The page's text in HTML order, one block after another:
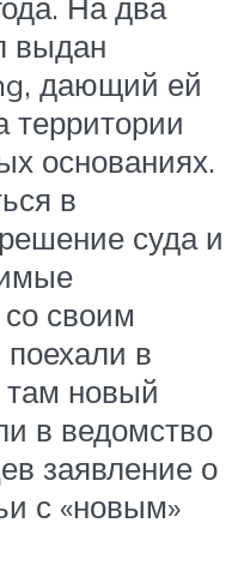
выдан
дающий ей
территории
основаниях.
в
суда и
своим
в
новый
в ведомство
заявление о
с «новым»